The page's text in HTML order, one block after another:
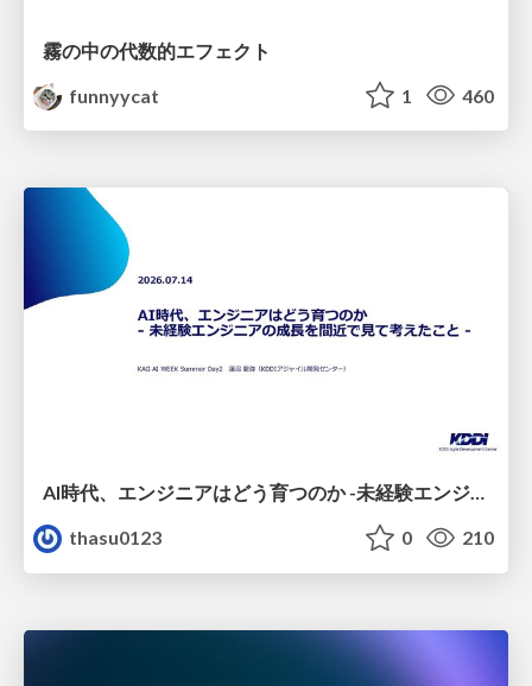
霧の中の代数的エフェクト
funnyycat
1 460
AI時代、エンジニアはどう育つのか -未経験エンジニアの成長を間近で見て考えたこと-
thasu0123
0 210